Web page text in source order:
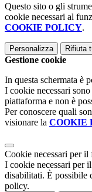
Questo sito o gli
cookie necessari al
COOKIE POLICY.
Personalizza Rifiuta
Gestione cookie
In questa schermata è
I cookie necessari
piattaforma e non è
Per conoscere quali
visionare la COOKIE
Cookie necessari per il
I cookie necessari per
disabilitati. È possibile
policy.